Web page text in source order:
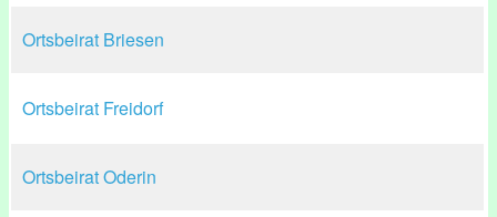
Ortsbeirat Briesen
Ortsbeirat Freidorf
Ortsbeirat Oderin